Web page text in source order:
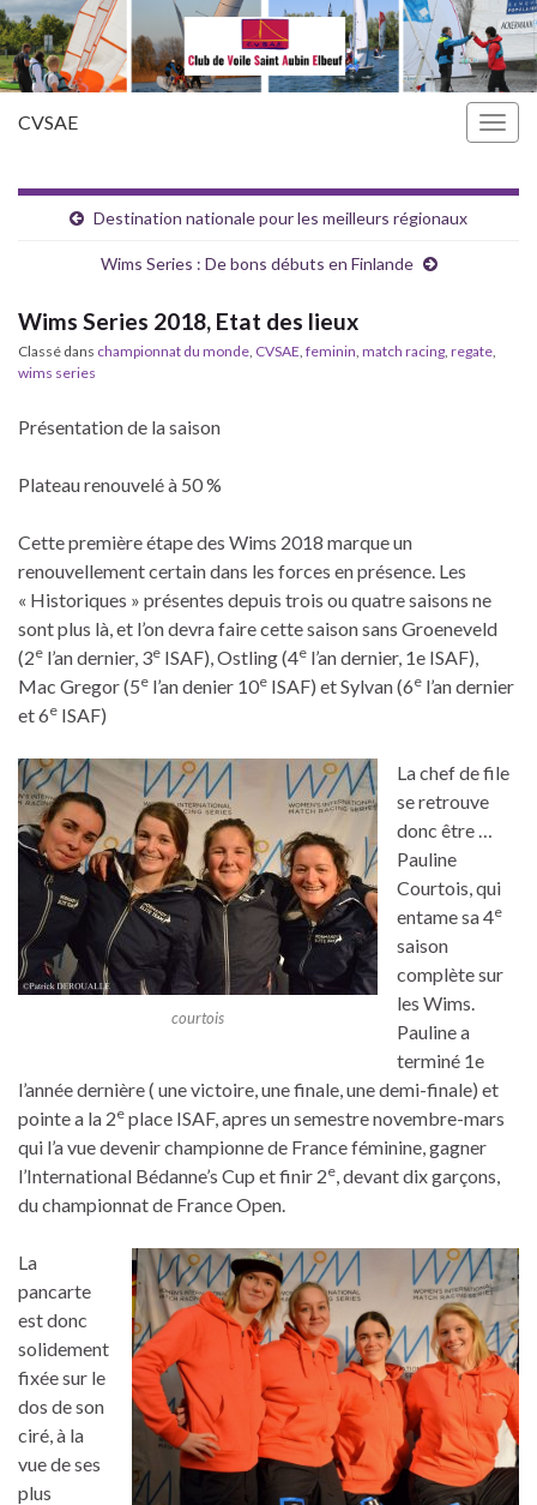
CVSAE
Destination nationale pour les meilleurs régionaux
Wims Series : De bons débuts en Finlande
Wims Series 2018, Etat des lieux
Classé dans championnat du monde CVSAE feminin match racing regate
wims series
Présentation de la saison
Plateau renouvelé à 50 %
Cette première étape des Wims 2018 marque un
renouvellement certain dans les forces en présence. Les
« Historiques » présentes depuis trois ou quatre saisons ne
sont plus là, et l’on devra faire cette saison sans Groeneveld
(2e l’an dernier, 3e ISAF), Ostling (4e l’an dernier, 1e ISAF),
Mac Gregor (5e l’an denier 10e ISAF) et Sylvan (6e l’an dernier
et 6e ISAF)
courtois
La chef de file
se retrouve
donc être …
Pauline
Courtois, qui
entame sa 4e
saison
complète sur
les Wims.
Pauline a
terminé 1e
l’année dernière ( une victoire, une finale, une demi-finale) et
pointe a la 2e place ISAF, apres un semestre novembre-mars
qui l’a vue devenir championne de France féminine, gagner
l’International Bédanne’s Cup et finir 2e , devant dix garçons,
du championnat de France Open.
La
pancarte
est donc
solidement
fixée sur le
dos de son
ciré, à la
vue de ses
plus